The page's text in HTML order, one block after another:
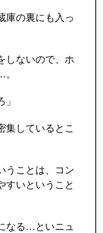
庫の裏にも入っ
しないので、ホ
集しているとこ
うことは、コン
すいということ
なる…といニュ